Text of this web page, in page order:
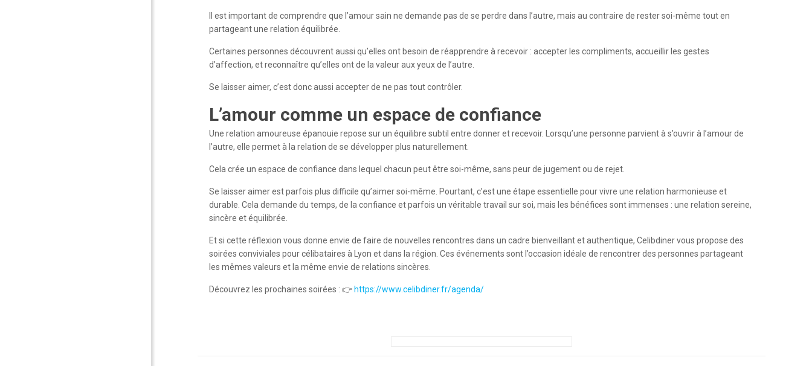
Il est important de comprendre que l’amour sain ne demande pas de se perdre dans l’autre, mais au contraire de rester soi-même tout en
partageant une relation équilibrée.
Certaines personnes découvrent aussi qu’elles ont besoin de réapprendre à recevoir : accepter les compliments, accueillir les gestes
d’affection, et reconnaître qu’elles ont de la valeur aux yeux de l’autre.
Se laisser aimer, c’est donc aussi accepter de ne pas tout contrôler.
L’amour comme un espace de confiance
Une relation amoureuse épanouie repose sur un équilibre subtil entre donner et recevoir. Lorsqu’une personne parvient à s’ouvrir à l’amour de
l’autre, elle permet à la relation de se développer plus naturellement.
Cela crée un espace de confiance dans lequel chacun peut être soi-même, sans peur de jugement ou de rejet.
Se laisser aimer est parfois plus difficile qu’aimer soi-même. Pourtant, c’est une étape essentielle pour vivre une relation harmonieuse et
durable. Cela demande du temps, de la confiance et parfois un véritable travail sur soi, mais les bénéfices sont immenses : une relation sereine,
sincère et équilibrée.
Et si cette réflexion vous donne envie de faire de nouvelles rencontres dans un cadre bienveillant et authentique, Celibdiner vous propose des
soirées conviviales pour célibataires à Lyon et dans la région. Ces événements sont l’occasion idéale de rencontrer des personnes partageant
les mêmes valeurs et la même envie de relations sincères.
Découvrez les prochaines soirées : 👉 https://www.celibdiner.fr/agenda/